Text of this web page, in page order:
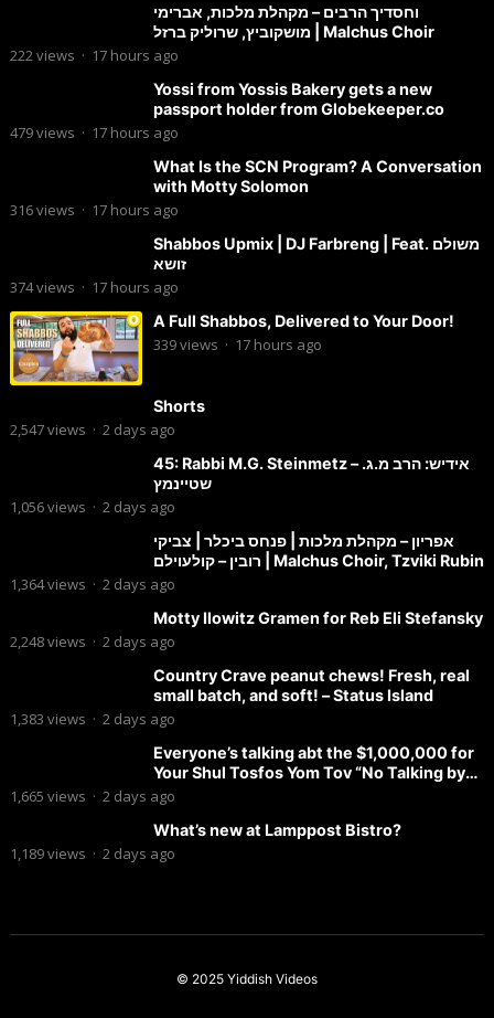
וחסדיך הרבים – מקהלת מלכות, אברימי
מושקוביץ, שרוליק ברזל | Malchus Choir
222views · 17 hours ago
Yossi from Yossis Bakery gets a new
passport holder from Globekeeper.co
479views · 17 hours ago
What Is the SCN Program? A Conversation
with Motty Solomon
316views · 17 hours ago
Shabbos Upmix | DJ Farbreng | Feat. משולם
זושא
374views · 17 hours ago
A Full Shabbos, Delivered to Your Door!
339views · 17 hours ago
Shorts
2,547views · 2 days ago
45: Rabbi M.G. Steinmetz – אידיש: הרב מ.ג.
שטיינמץ
1,056views · 2 days ago
אפריון – מקהלת מלכות | פנחס ביכלר | צביקי
רובין – קולעוילם | Malchus Choir, Tzviki Rubin
1,364views · 2 days ago
Motty Ilowitz Gramen for Reb Eli Stefansky
2,248views · 2 days ago
Country Crave peanut chews! Fresh, real
small batch, and soft! – Status Island
1,383 views · 2 days ago
Everyone’s talking abt the $1,000,000 for
Your Shul Tosfos Yom Tov “No Talking by
Davening” movement
1,665 views · 2 days ago
What’s new at Lamppost Bistro?
1,189views · 2 days ago
© 2025 Yiddish Videos